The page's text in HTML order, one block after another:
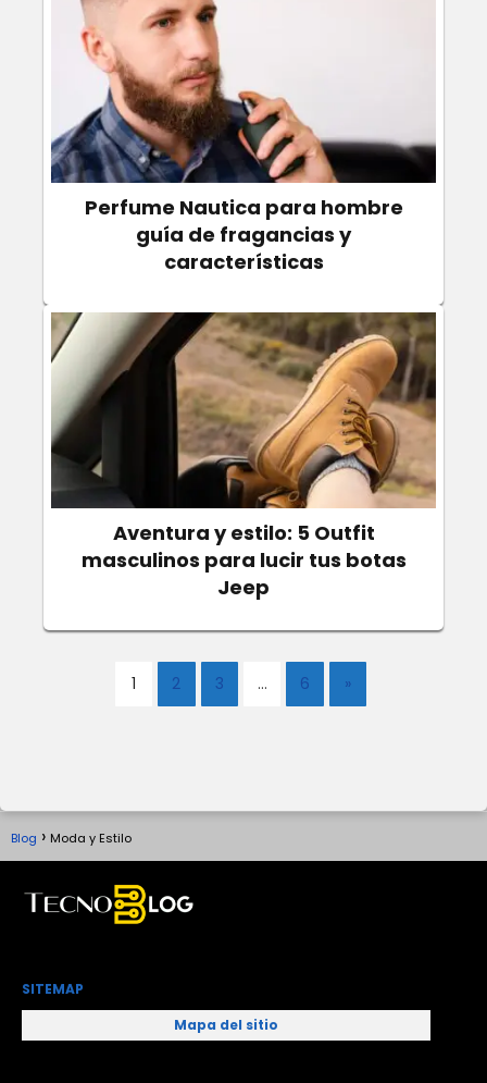
Perfume Nautica para hombre
guía de fragancias y
características
Aventura y estilo: 5 Outfit
masculinos para lucir tus botas
Jeep
1 2 3 … 6 »
Blog Moda y Estilo
SITEMAP
Mapa del sitio